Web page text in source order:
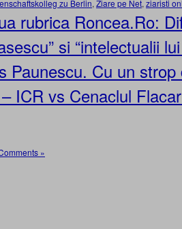
zu Berlin, Ziare pe Net, ziaristi
rubrica Roncea.Ro:
si “intelectualii
Paunescu. Cu un
ICR vs Cenaclul
»